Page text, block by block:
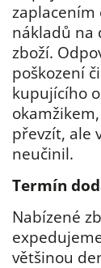
zaplacením
nákladů na
zboží.
poškození
kupujícího
převzít, ale
neučinil.
Termín
Nabízené
většinou